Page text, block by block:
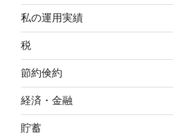
私の運用実績
税
節約倹約
経済・金融
貯蓄